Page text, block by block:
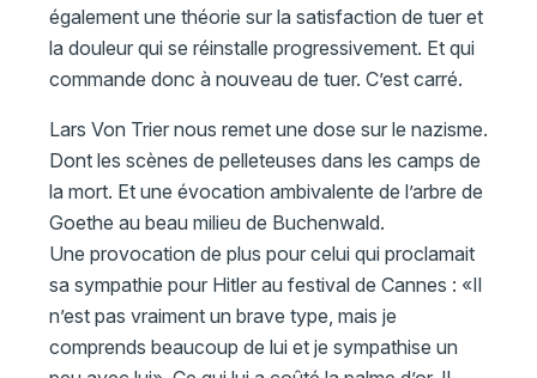
également une théorie sur la satisfaction de tuer et
la douleur qui se réinstalle progressivement. Et qui
commande donc à nouveau de tuer. C’est carré.
Lars Von Trier nous remet une dose sur le nazisme.
Dont les scènes de pelleteuses dans les camps de
la mort. Et une évocation ambivalente de l’arbre de
Goethe au beau milieu de Buchenwald.
Une provocation de plus pour celui qui proclamait
sa sympathie pour Hitler au festival de Cannes : «Il
n’est pas vraiment un brave type, mais je
comprends beaucoup de lui et je sympathise un